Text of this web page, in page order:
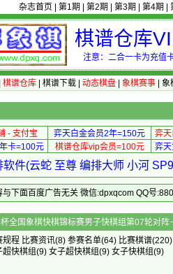
杂志首页 第1期 第2期 第3期 第4期
棋谱仓库
注意：二合一卡为充值
棋谱仓库| 棋谱下载| 动态棋盘| 象棋赛事| 象
- 支付宝 弈天白金会员2年=150元
弈
卡=100元
棋谱仓库vip会员=100元 弈
软件(云蛇 至尊 编排大师 小河
与下面百度广告无关 微信:dpxqcom QQ号
亳州杯全国象棋快棋锦标赛男
规程 比赛资讯(8) 参赛名单(64) 比赛棋谱
超快棋组(9) 女子超快棋组(9) 女子快棋组(9)